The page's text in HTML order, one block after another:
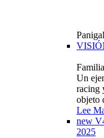
Un
racing
objeto
Lee
new
2025